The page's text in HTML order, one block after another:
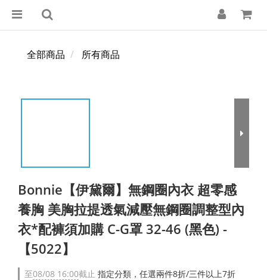
全部商品 所有商品
Bonnie【伊黛爾】無鋼圈內衣 超零感
養胸 美胸拉提透氣減壓無鋼圈調整型內
衣*配褲須加購 C-G罩 32-46 (黑色) -
【5022】
至08/08 16:00截止 指定分類，任選兩件8折/三件以上7折